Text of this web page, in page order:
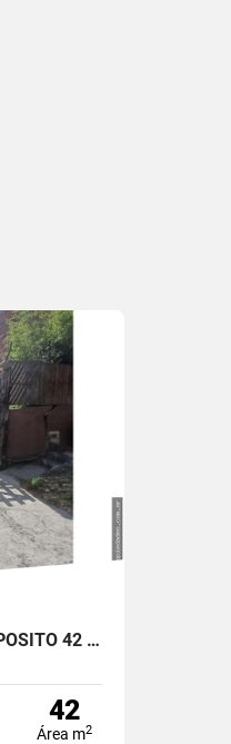
SE ALQUILA MINI GALPON O DEPOSITO 42 M2 CON ENTRADA PARA VEHICULO
42
Área m2